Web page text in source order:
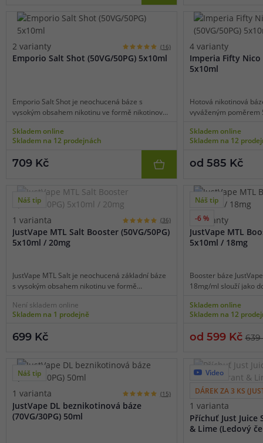
elektronické cigarety a přímý potah do plic (DL). Vysoký obsah
bohatou páru a jemnější hit do krku, což je ideální pro sub-
Speciální báze (100VG) - pro cloud chasing
chtějí užít maximální produkci páry. Je vyžadováno vysoce
nízkým odporem.
Shake and Vape příchutě - rychlé
Jak fungují Shake and Vape příchutě
Shake and Vape příchutě
výrazně zjednodušily domácí míchání
stačí dolít bázi, případně nikotinový booster, protřepat a můžete
Mezi nejoblíbenější značky patříJust Juice neboRiot Squad,
ze stovek příchutí.
Výhody oproti klasickému míchání
Shake and Vape příchutě nevyžadují žádné zrání a jsou
Minimalizují riziko chyb při dávkování a jsou ideální pro
oproti hotovým náplním i finančně úspornější.
Návod na přípravu Shake and Vape příchutě
2 varianty (16)
Emporio Salt Shot (50VG/50PG) 5x10ml
Emporio Salt Shot je neochucená báze s
vysokým obsahem nikotinu ve formě nikotinové
liquidů. Bázi stačí smíchat se samotnou příchutí
a začít používat jako hotový e-liquid.
Skladem online
Skladem na 12 prodejnách
709 Kč
4 varianty
Imperia Fifty Nico
5x10ml
Hotová nikotinová
vyváženým poměrem
stylem pusa-plíce
s libovonou příchutí,
Skladem online
Skladem na 12
od 585 Kč
Náš tip
1 varianta (36)
JustVape MTL Salt Booster (50VG/50PG)
5x10ml / 20mg
JustVape MTL Salt je neochucená základní báze
s vysokým obsahem nikotinu ve formě
výrobu e-liquidů. Bázi stačí smíchat se
samotnou příchutí a začít používat jako hotový
Není skladem online
Skladem na 1 prodejně
699 Kč
Náš tip
-6 %
2 varianty
JustVape MTL
5x10ml / 18mg
Booster báze
18mg/ml slouží jako
koncentrace. Poměr
díky tomu lze bázi
stylem pusa-plíce
Skladem online
Skladem na 12
od 599 Kč639
Náš tip
1 varianta (15)
JustVape DL beznikotinová báze
(70VG/30PG) 50ml
Video
DÁREK ZA 3 KS
1 varianta
Příchuť Just Juice
& Lime (Ledový